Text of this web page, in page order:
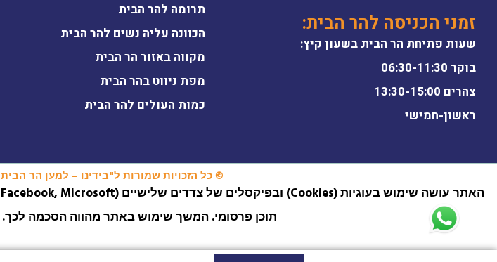
זמני הכניסה להר הבית:
שעות פתיחת הר הבית בשעון קיץ:
בוקר 06:30-11:30
צהרים 13:30-15:00
ראשון-חמישי
תרומה להר הבית
הכוונה עליה נשים להר הבית
מקווה באזור הר הבית
מפת ניווט בהר הבית
כמות העולים להר הבית
© כל הזכויות שמורות ל"בידינו – למען הר הבית 2026"
תוכן פרסומי. המשך שימוש באתר מהווה הסכמה לכך.